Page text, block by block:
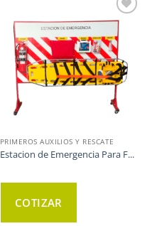
WISHLIST
PRIMEROS AUXILIOS Y RESCATE
Estacion de Emergencia Para F...
COTIZAR